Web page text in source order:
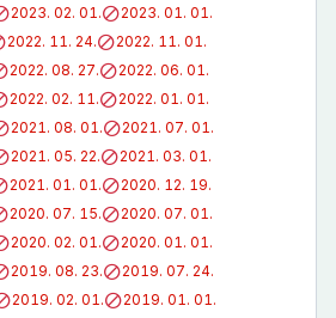
2023. 02. 01.
2023. 01. 01.
2022. 11. 24.
2022. 11. 01.
2022. 08. 27.
2022. 06. 01.
2022. 02. 11.
2022. 01. 01.
2021. 08. 01.
2021. 07. 01.
2021. 05. 22.
2021. 03. 01.
2021. 01. 01.
2020. 12. 19.
2020. 07. 15.
2020. 07. 01.
2020. 02. 01.
2020. 01. 01.
2019. 08. 23.
2019. 07. 24.
2019. 02. 01.
2019. 01. 01.